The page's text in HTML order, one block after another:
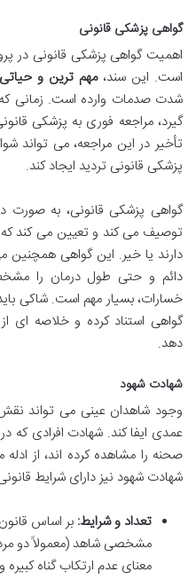
گواهی پزشکی قانونی
اهمیت گواهی پزشکی قانونی در
است. این سند،مهم ترین و
شدت صدمات وارده است. زمانی
گیرد، مراجعه فوری به پزشکی
تأخیر در این مراجعه، می تواند
پزشکی قانونی تردید ایجاد کند.
گواهی پزشکی قانونی، به
توصیف می کند و تعیین می کند که
دارند یا خیر. این گواهی همچنین
دائم و حتی طول درمان را
خسارات، بسیار مهم است. شاکی
گواهی استناد کرده و خلاصه ای
دهد.
شهادت شهود
وجود شاهدان عینی می تواند
عمدی ایفا کند. شهادت افرادی که
صحنه را مشاهده کرده اند، از
شهادت شهود نیز دارای شرایط
تعداد و شرایط: بر اساس
مشخصی شاهد (معمولاً دو
معنای عدم ارتکاب گناه